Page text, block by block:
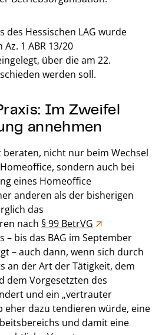
des Hessischen LAG wurde
1 ABR 13/20
über die am 22.
werden soll.
Im Zweifel
annehmen
nicht nur beim Wechsel
Homeoffice, sondern auch bei
eines Homeoffice
anderen als der bisherigen
das
nach § 99 BetrVG
– bis das BAG im September
– auch dann, wenn sich durch
an der Art der Tätigkeit, dem
dem Vorgesetzten des
und ein „vertrauter
eher dazu tendieren würde, eine
und damit eine